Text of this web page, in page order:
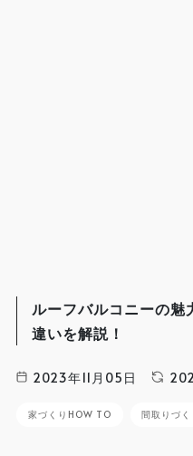
ルーフバルコニーの魅
違いを解説！
2023年11月05日
家づくりHOW TO 間取りづく